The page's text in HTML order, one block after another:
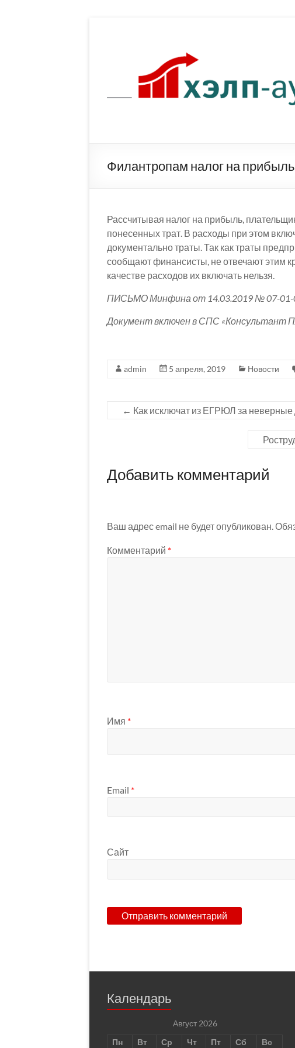
Филантропам налог на
Рассчитывая налог на прибыль,
понесенных трат. В расходы при этом
документально траты. Так как траты
сообщают финансисты, не отвечают этим
качестве расходов их включать нельзя.
ПИСЬМО Минфина от 14.03.2019 № 07-01-
Документ включен в СПС «Консультант
admin 5 апреля, 2019 Новости
← Как исключат из ЕГРЮЛ за
Добавить комментарий
Ваш адрес email не будет опубликован.
Комментарий *
Имя *
Email *
Сайт
Календарь
Август 2026
Пн
Вт Ср Чт Пт Сб Вс